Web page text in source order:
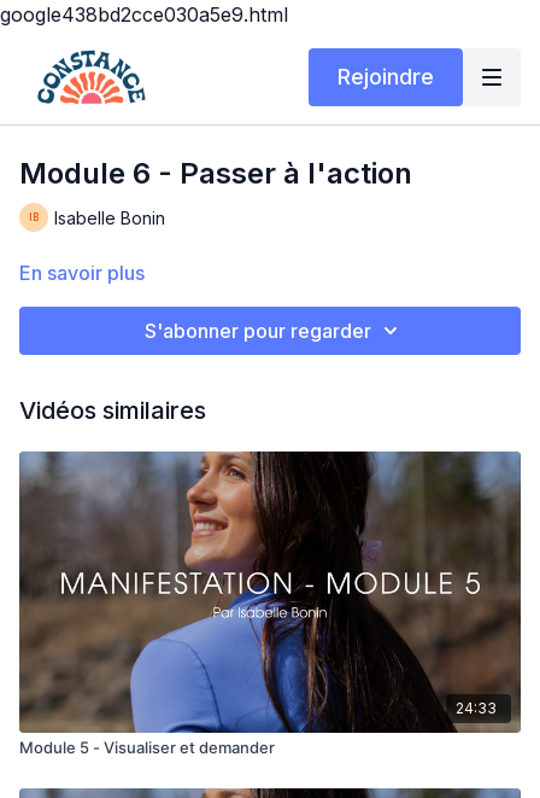
google438bd2cce030a5e9.html
Rejoindre
Module 6 - Passer à l'action
Isabelle Bonin
En savoir plus
S'abonner pour regarder
Vidéos similaires
24:33
Module 5 - Visualiser et demander